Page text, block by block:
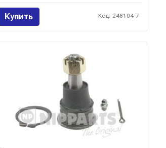
Купить Код: 248104-7